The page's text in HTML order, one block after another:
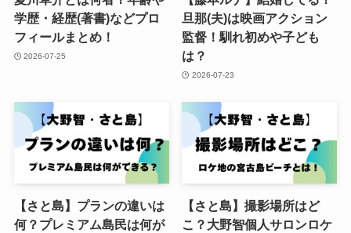
学歴・経歴(著書)などプロ
フィールまとめ！
2026-07-25
旦那(夫)は映画アクション
監督！馴れ初めや子ども
は？
2026-07-23
【さと島】プランの違いは
何？プレミアム島民は何が
【さと島】撮影場所はど
こ？大野智個人サロンロケ